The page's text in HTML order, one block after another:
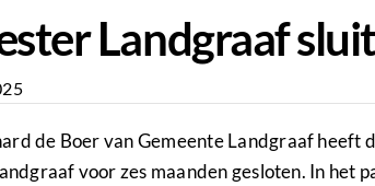
Landgraaf
de Boer van Gemeente Landgraaf heeft
voor zes maanden gesloten. In het